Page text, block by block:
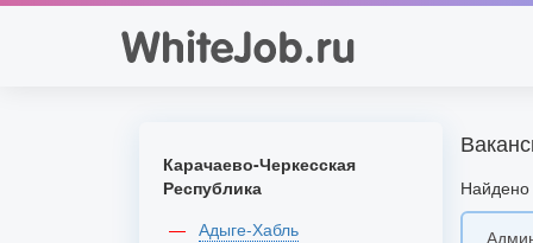
Найдено
Карачаево-Черкесская
Республика
Адыге-Хабль